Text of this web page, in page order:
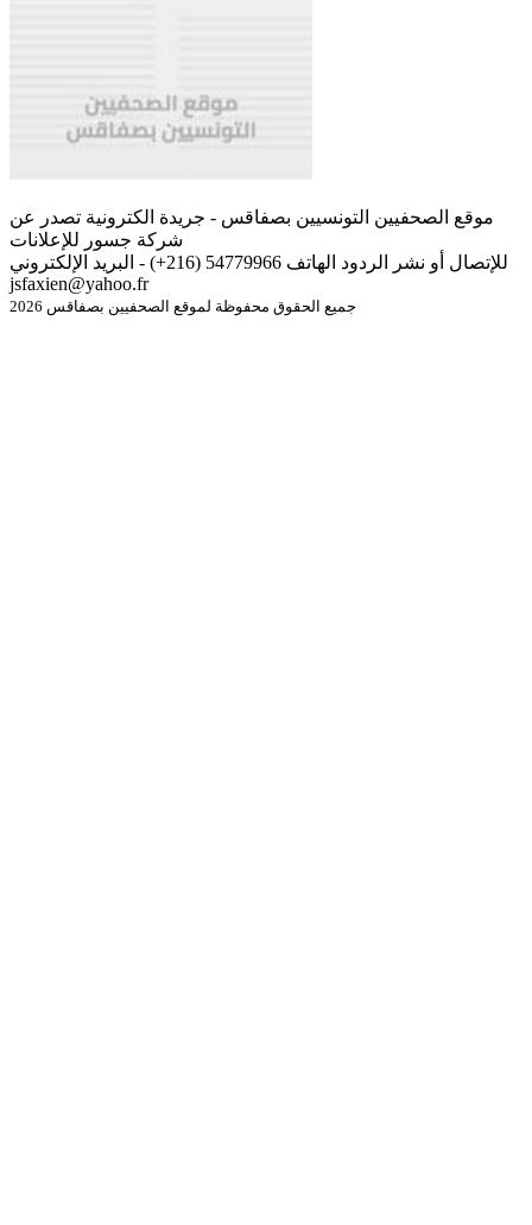
موقع الصحفيين التونسيين بصفاقس - جريدة الكترونية تصدر عن
شركة جسور للإعلانات
للإتصال أو نشر الردود الهاتف 54779966 (216+) - البريد الإلكتروني
jsfaxien@yahoo.fr
جميع الحقوق محفوظة لموقع الصحفيين بصفاقس 2026